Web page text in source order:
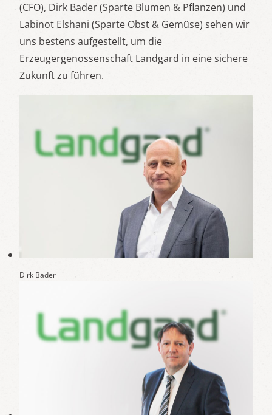
(CFO), Dirk Bader (Sparte Blumen & Pflanzen) und
Labinot Elshani (Sparte Obst & Gemüse) sehen wir
uns bestens aufgestellt, um die
Erzeugergenossenschaft Landgard in eine sichere
Zukunft zu führen.
Dirk Bader